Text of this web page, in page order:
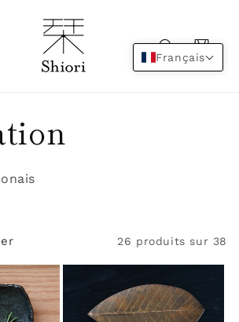
Panier
26 produits sur 38
Français